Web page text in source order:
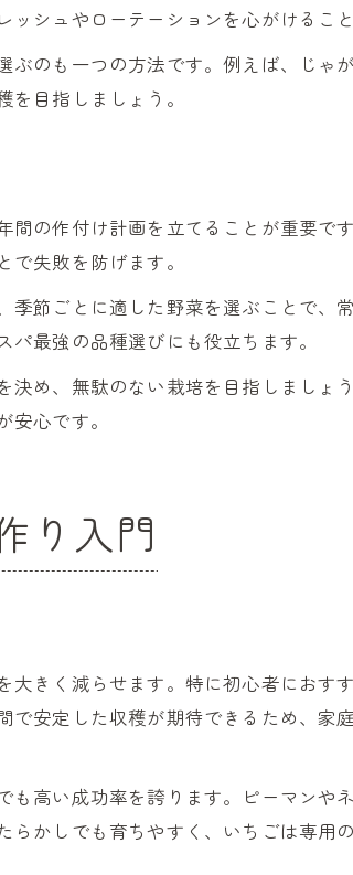
シュやローテーションを心がけるこ
のも一つの方法です。例えば、じゃ
目指しましょう。
の作付け計画を立てることが重要で
失敗を防げます。
節ごとに適した野菜を選ぶことで、
最強の品種選びにも役立ちます。
め、無駄のない栽培を目指しましょ
心です。
り入門
きく減らせます。特に初心者におす
安定した収穫が期待できるため、家
高い成功率を誇ります。ピーマンや
かしでも育ちやすく、いちごは専用